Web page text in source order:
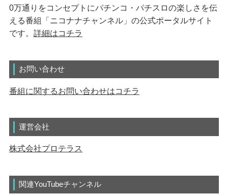
0万通りをコンセプトにパチンコ・パチスロの楽しさを伝
える番組「ニコナナチャンネル」の公式ポータルサイト
です。 詳細はコチラ
お問い合わせ
番組に関するお問い合わせはコチラ
運営会社
株式会社プロテラス
関連YouTubeチャンネル